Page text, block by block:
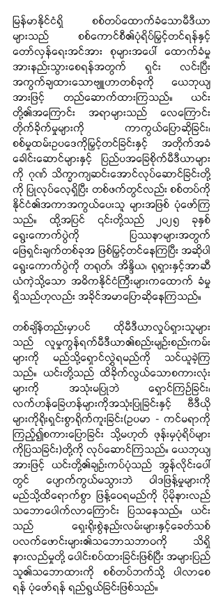
မြန်မာနိုင်ငံရှိ စစ်တပ်ထောက်ခံသောမီဒီယာ
များသည် စစ်ကောင်စီ၏ပုံရိပ်မြှင့်တင်ရန်နှင့်
တော်လှန်ရေးအင်အား စုများအပေါ် ထောက်ခံမှု
အားနည်းသွားစေရန်အတွက် ရှင်း လင်းပြီး
အကွက်ချထားသောဗျူဟာတစ်ခုကို ယေဘုယျ
အားဖြင့် တည်ဆောက်ထားကြသည်။ ယင်း
တို့၏အကြောင်း အရာများသည် လေကြောင်း
တိုက်ခိုက်မှုများကို ကာကွယ်ပြောဆိုခြင်း၊
စစ်မှုထမ်းဥပဒေကိုမြှင့်တင်ခြင်းနှင့် အတိုက်အခံ
ခေါင်းဆောင်များနှင့် ပြည်ပအခြေစိုက်မီဒီယာများ
ကို ဂုဏ် သိက္ခာကျဆင်းအောင်လုပ်ဆောင်ခြင်းတို့
ကို ပြုလုပ်လေ့ရှိပြီး တစ်ဖက်တွင်လည်း စစ်တပ်ကို
နိုင်ငံ၏အကာအကွယ်ပေးသူ များအဖြစ် ပုံဖော်ကြ
သည်။ ထို့အပြင် ၎င်းတို့သည် ၂၀၂၅ ခုနှစ်
ရွေးကောက်ပွဲကို ပြဿနာများအတွက်
ဖြေရှင်းချက်တစ်ခုအ ဖြစ်မြှင့်တင်နေကြပြီး အဆိုပါ
ရွေးကောက်ပွဲကို တရုတ်၊ အိန္ဒိယ၊ ရုရှားနှင့်အာဆီ
ယံကဲ့သို့သော အဓိကနိုင်ငံကြီးများကထောက် ခံမှု
ရှိသည်ဟုလည်း အခိုင်အမာပြောဆိုနေကြသည်။
တစ်ချိန်တည်းမှာပင် ထိုမီဒီယာလှုပ်ရှားသူများ
သည် လူမှုကွန်ရက်မီဒီယာ၏စည်းမျဉ်းစည်းကမ်း
များကို မည်သို့ရှောင်လွှဲရမည်ကို သင်ယူခဲ့ကြ
သည်။ ယင်းတို့သည် ထိခိုက်လွယ်သောစကားလုံး
များကို အသုံးမပြုဘဲ ရှောင်ကြဉ်ခြင်း၊
လက်ဟန်ခြေဟန်များကိုအသုံးပြုခြင်းနှင့် ဗီဒီယို
များကိုရိုးရှင်းစွာရိုက်ကူးခြင်း(ဥပမာ - ကင်မရာကို
ကြည့်၍စကားပြောခြင်း သို့မဟုတ် ဖုန်းမှပုံရိပ်များ
ကိုပြသခြင်း)တို့ကို လုပ်ဆောင်ကြသည်။ ယေဘုယျ
အားဖြင့် ယင်းတို့၏ချဉ်းကပ်ပုံသည် အွန်လိုင်းပေါ်
တွင် ပျောက်ကွယ်မသွားဘဲ ဝါဒဖြန့်မှုများကို
မည်သို့ထိရောက်စွာ ဖြန့်ဝေရမည်ကို ပိုမိုနားလည်
သဘောပေါက်လာကြောင်း ပြသနေသည်။ ယင်း
သည် ရှေးရိုးစွဲနည်းလမ်းများနှင့်ခေတ်သစ်
ပလက်ဖောင်းများ၏သဘောသဘာဝကို သိရှိ
နားလည်မှုတို့ ပေါင်းစပ်ထားခြင်းဖြစ်ပြီး အများပြည်
သူ၏သဘောထားကို စစ်တပ်ဘက်သို့ ပါလာစေ
ရန် ပုံဖော်ရန် ရည်ရွယ်ခြင်းဖြစ်သည်။